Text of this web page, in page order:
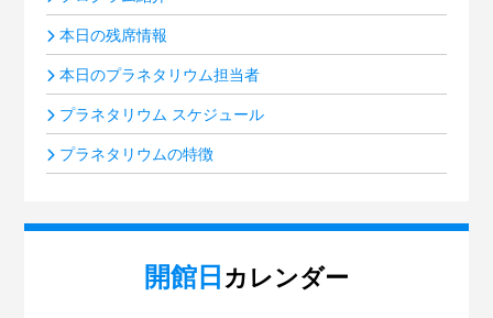
本日の残席情報
本日のプラネタリウム担当者
プラネタリウム スケジュール
プラネタリウムの特徴
開館日 カレンダー